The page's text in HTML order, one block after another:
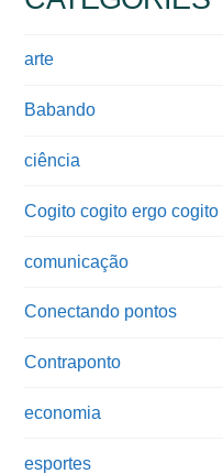
arte
Babando
ciência
Cogito cogito ergo cogito
comunicação
Conectando pontos
Contraponto
economia
esportes